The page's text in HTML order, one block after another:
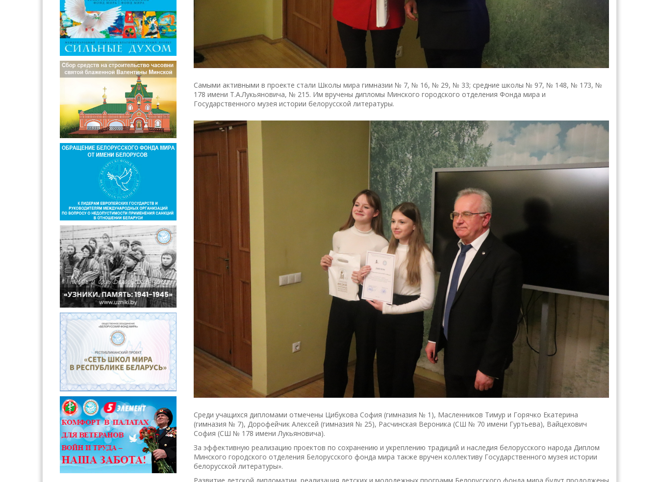
Самыми активными в проекте стали Школы мира гимназии № 7, № 16, № 29, № 33; средние школы № 97, № 148, № 173, №
178 имени Т.А.Лукьяновича, № 215. Им вручены дипломы Минского городского отделения Фонда мира и
Государственного музея истории белорусской литературы.
Среди учащихся дипломами отмечены Цибукова София (гимназия № 1), Масленников Тимур и Горячко Екатерина
(гимназия № 7), Дорофейчик Алексей (гимназия № 25), Расчинская Вероника (СШ № 70 имени Гуртьева), Вайцехович
София (СШ № 178 имени Лукьяновича).
За эффективную реализацию проектов по сохранению и укреплению традиций и наследия белорусского народа Диплом
Минского городского отделения Белорусского фонда мира также вручен коллективу Государственного музея истории
белорусской литературы».
Развитие детской дипломатии, реализация детских и молодежных программ Белорусского фонда мира будут продолжены